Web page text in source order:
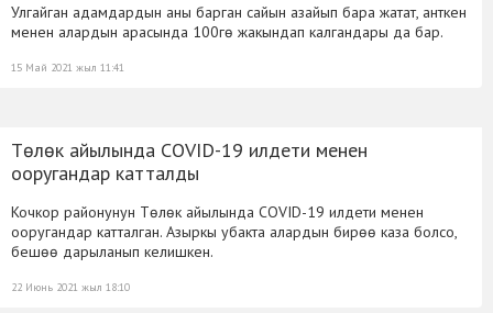
Улгайган адамдардын аны барган сайын азайып бара жатат, анткен
менен алардын арасында 100гө жакындап калгандары да бар.
15 Май 2021 жыл 11:41
Төлөк айылында COVID-19 илдети менен
ооругандар катталды
Кочкор районунун Төлөк айылында COVID-19 илдети менен
ооругандар катталган. Азыркы убакта алардын бирөө каза болсо,
бешөө дарыланып келишкен.
22 Июнь 2021 жыл 18:10